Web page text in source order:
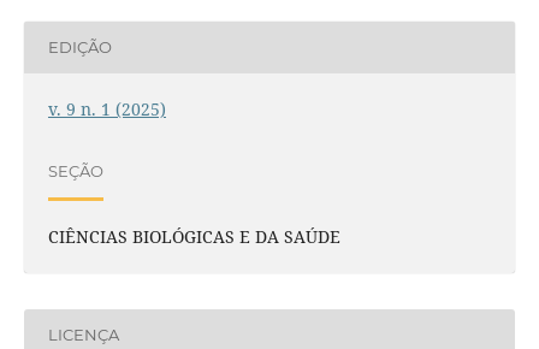
EDIÇÃO
v. 9 n. 1 (2025)
SEÇÃO
CIÊNCIAS BIOLÓGICAS E DA SAÚDE
LICENÇA